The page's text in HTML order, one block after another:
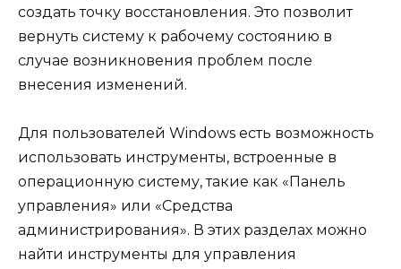
создать точку восстановления. Это позволит
вернуть систему к рабочему состоянию в
случае возникновения проблем после
внесения изменений.
Для пользователей Windows есть возможность
использовать инструменты, встроенные в
операционную систему, такие как «Панель
управления» или «Средства
администрирования». В этих разделах можно
найти инструменты для управления